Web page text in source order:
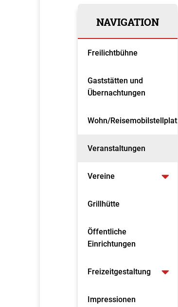
NAVIGATION
Freilichtbühne
Gaststätten und
Übernachtungen
Wohn/Reisemobilstellplatz
Veranstaltungen
Vereine
Grillhütte
Öffentliche
Einrichtungen
Freizeitgestaltung
Impressionen